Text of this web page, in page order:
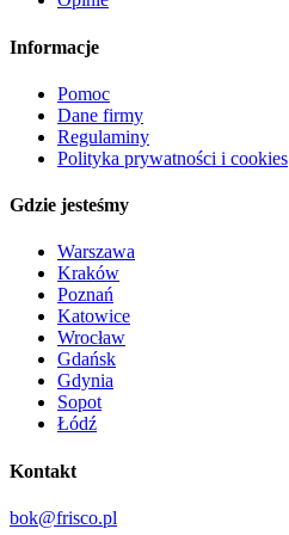
Informacje
Pomoc
Dane firmy
Regulaminy
Polityka prywatności i cookies
Gdzie jesteśmy
Warszawa
Kraków
Poznań
Katowice
Wrocław
Gdańsk
Gdynia
Sopot
Łódź
Kontakt
bok@frisco.pl